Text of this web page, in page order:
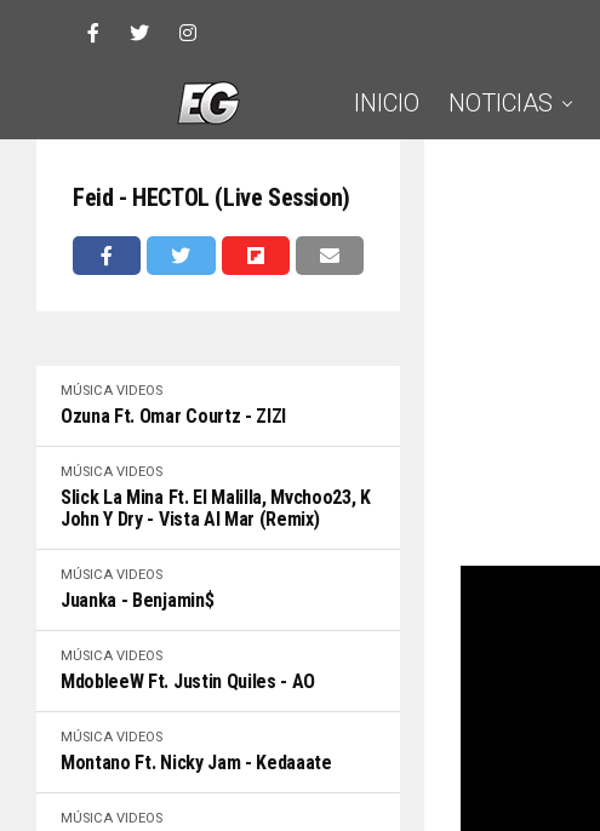
INICIO NOTICIAS
Feid - HECTOL (Live Session)
MÚSICA VIDEOS
Ozuna Ft. Omar Courtz - ZIZI
MÚSICA VIDEOS
Slick La Mina Ft. El Malilla, Mvchoo23, K
John Y Dry - Vista Al Mar (Remix)
MÚSICA VIDEOS
Juanka - Benjamin$
MÚSICA VIDEOS
MdobleeW Ft. Justin Quiles - AO
MÚSICA VIDEOS
Montano Ft. Nicky Jam - Kedaaate
MÚSICA VIDEOS